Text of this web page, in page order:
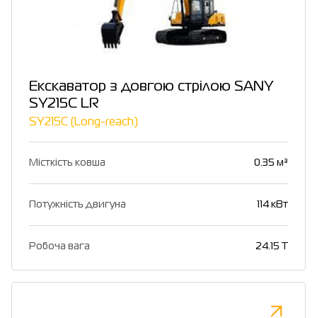
Екскаватор з довгою стрілою SANY
SY215C LR
SY215C (Long-reach)
Місткість ковша 0.35 м³
Потужність двигуна 114 кВт
Робоча вага 24.15 T